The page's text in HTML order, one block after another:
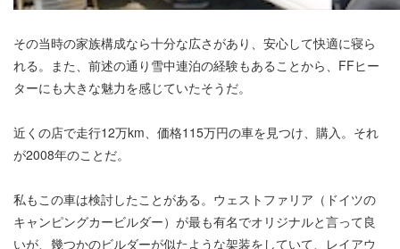
その当時の家族構成なら十分な広さがあり、安心して快適に寝ら
れる。また、前述の通り雪中連泊の経験もあることから、FFヒー
ターにも大きな魅力を感じていたそうだ。
近くの店で走行12万km、価格115万円の車を見つけ、購入。それ
が2008年のことだ。
私もこの車は検討したことがある。ウェストファリア（ドイツの
キャンピングカービルダー）が最も有名でオリジナルと言って良
いが、幾つかのビルダーが似たような架装をしていて、レイアウ